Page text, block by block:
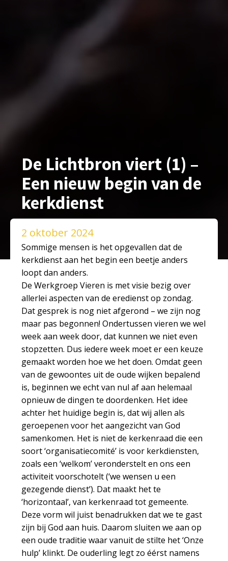
De Lichtbron viert (1) –
Een nieuw begin van de
kerkdienst
2 oktober 2024
Sommige mensen is het opgevallen dat de
kerkdienst aan het begin een beetje anders
loopt dan anders.
De Werkgroep Vieren is met visie bezig over
allerlei aspecten van de eredienst op zondag.
Dat gesprek is nog niet afgerond – we zijn nog
maar pas begonnen! Ondertussen vieren we wel
week aan week door, dat kunnen we niet even
stopzetten. Dus iedere week moet er een keuze
gemaakt worden hoe we het doen. Omdat geen
van de gewoontes uit de oude wijken bepalend
is, beginnen we echt van nul af aan helemaal
opnieuw de dingen te doordenken. Het idee
achter het huidige begin is, dat wij allen als
geroepenen voor het aangezicht van God
samenkomen. Het is niet de kerkenraad die een
soort ‘organisatiecomité’ is voor kerkdiensten,
zoals een ‘welkom’ veronderstelt en ons een
activiteit voorschotelt (‘we wensen u een
gezegende dienst’). Dat maakt het te
‘horizontaal’, van kerkenraad tot gemeente.
Deze vorm wil juist benadrukken dat we te gast
zijn bij God aan huis. Daarom sluiten we aan op
een oude traditie waar vanuit de stilte het ‘Onze
hulp’ klinkt. De ouderling legt zo éérst namens